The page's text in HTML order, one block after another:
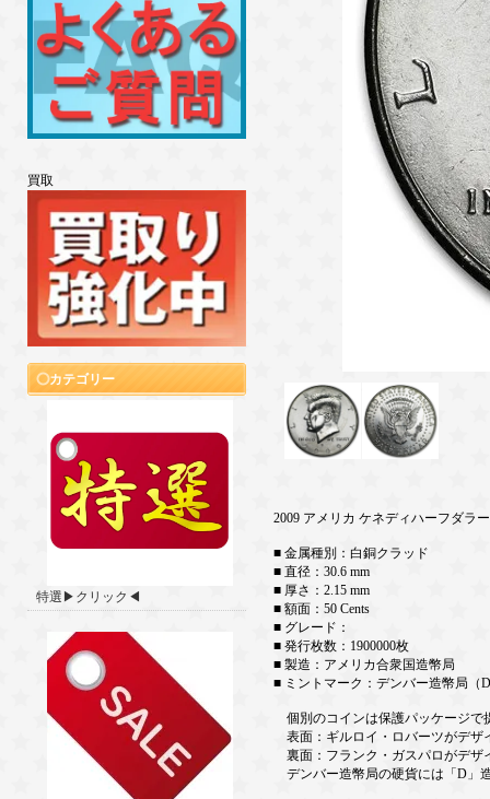
買取
カテゴリー
特選▶クリック◀
2009 アメリカ ケネディハーフダラ
■ 金属種別：白銅クラッド
■ 直径：30.6 mm
■ 厚さ：2.15 mm
■ 額面：50 Cents
■ グレード：
■ 発行枚数：1900000枚
■ 製造：アメリカ合衆国造幣局
■ ミントマーク：デンバー造幣局（
個別のコインは保護パッケージで
表面：ギルロイ・ロバーツがデザ
裏面：フランク・ガスパロがデザ
デンバー造幣局の硬貨には「D」